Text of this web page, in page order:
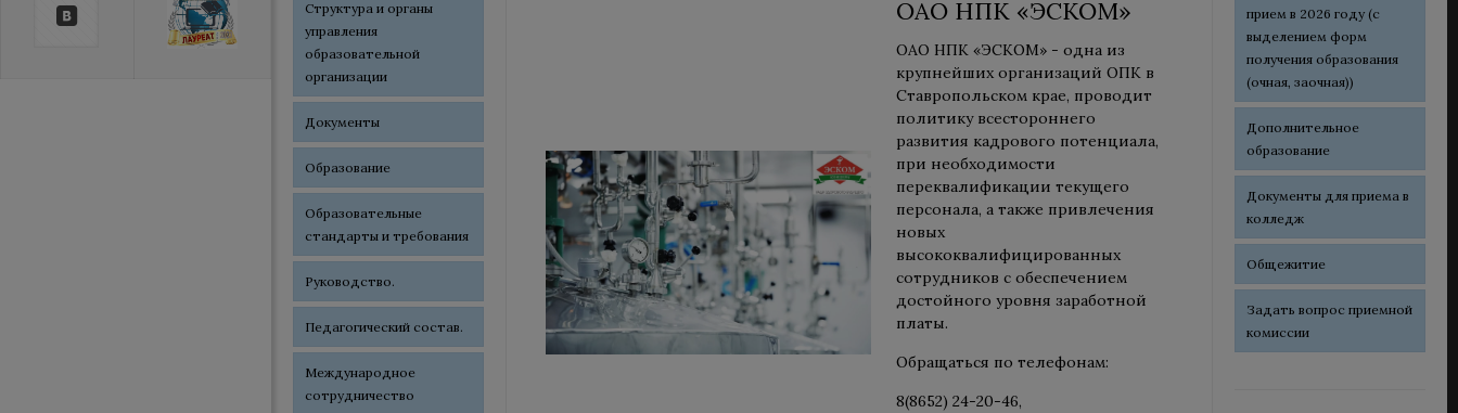
ОАО НПК «ЭСКОМ»
ОАО НПК «ЭСКОМ» - одна из
крупнейших организаций ОПК в
Ставропольском крае, проводит
политику всестороннего
развития кадрового потенциала,
при необходимости
переквалификации текущего
персонала, а также привлечения
новых
высококвалифицированных
сотрудников с обеспечением
достойного уровня заработной
платы.
Обращаться по телефонам:
8(8652) 24-20-46,
Структура и органы
управления
образовательной
организации
Документы
Образование
Образовательные
стандарты и требования
Руководство.
Педагогический состав.
Международное
сотрудничество
прием в 2026 году (с
выделением форм
получения образования
(очная, заочная))
Дополнительное
образование
Документы для приема в
колледж
Общежитие
Задать вопрос приемной
комиссии